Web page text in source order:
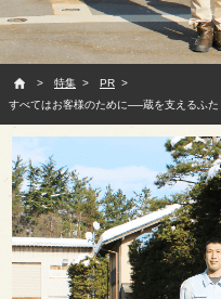
特集
PR
すべてはお客様のために──蔵を支えるふ